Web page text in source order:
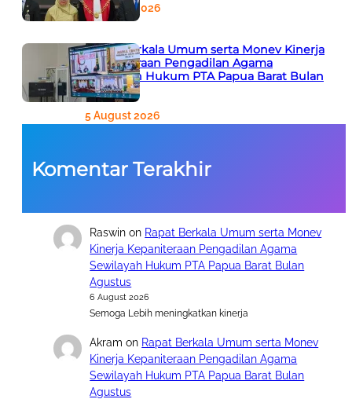
6 August 2026
Rapat Berkala Umum serta Monev Kinerja
Kepaniteraan Pengadilan Agama
Sewilayah Hukum PTA Papua Barat Bulan
Agustus
5 August 2026
Komentar Terakhir
Raswin on Rapat Berkala Umum serta Monev
Kinerja Kepaniteraan Pengadilan Agama
Sewilayah Hukum PTA Papua Barat Bulan
Agustus
6 August 2026
Semoga Lebih meningkatkan kinerja
Akram on Rapat Berkala Umum serta Monev
Kinerja Kepaniteraan Pengadilan Agama
Sewilayah Hukum PTA Papua Barat Bulan
Agustus